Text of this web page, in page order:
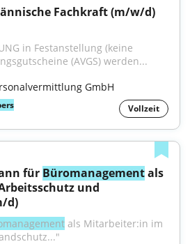
Fachkraft (m/w/d)
in Festanstellung (keine
(AVGS) werden...
GmbH
Vollzeit
für Büromanagement als
und
d)
als Mitarbeiter:in im